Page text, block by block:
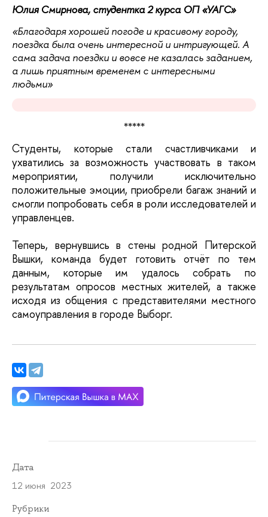
Юлия Смирнова, студентка 2 курса ОП «УАГС»
«Благодаря хорошей погоде и красивому городу,
поездка была очень интересной и интригующей. А
сама задача поездки и вовсе не казалась заданием,
а лишь приятным временем с интересными
людьми»
*****
Студенты, которые стали счастливчиками и
ухватились за возможность участвовать в таком
мероприятии, получили исключительно
положительные эмоции, приобрели багаж знаний и
смогли попробовать себя в роли исследователей и
управленцев.
Теперь, вернувшись в стены родной Питерской
Вышки, команда будет готовить отчёт по тем
данным, которые им удалось собрать по
результатам опросов местных жителей, а также
исходя из общения с представителями местного
самоуправления в городе Выборг.
Дата
12 июня 2023
Рубрики